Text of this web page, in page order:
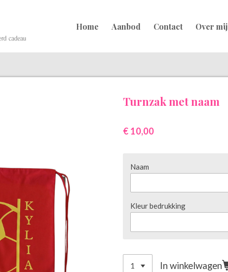
Home Aanbod Contact Over mij
Turnzak met naam
€ 10,00
Naam
Kleur bedrukking
In winkelwagen